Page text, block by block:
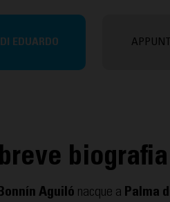
EDUARDO
biografia
Aguiló nacque a Palma